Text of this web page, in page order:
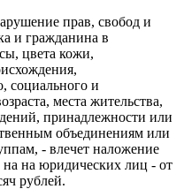
прав, свобод и
и гражданина в
цвета кожи,
социального и
места жительства,
принадлежности или
объединениям или
- влечет наложение
на юридических лиц - от
рублей.